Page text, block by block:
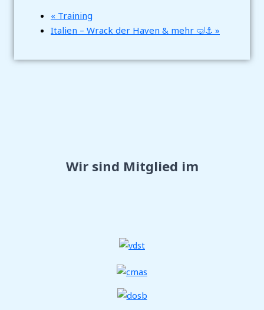
« Training
Italien – Wrack der Haven & mehr 🤿⚓ »
Wir sind Mitglied im